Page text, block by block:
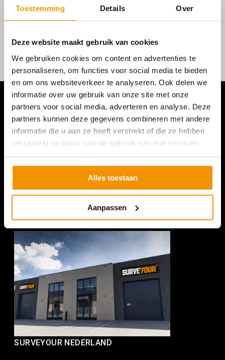
Toestemming Details Over
Deze website maakt gebruik van cookies
We gebruiken cookies om content en advertenties te
personaliseren, om functies voor social media te bieden
en om ons websiteverkeer te analyseren. Ook delen we
informatie over uw gebruik van onze site met onze
partners voor social media, adverteren en analyse. Deze
partners kunnen deze gegevens combineren met andere
informatie die u aan ze heeft verstrekt of die ze hebben
verzameld op basis van uw gebruik van hun services.
Alles toestaan
Aanpassen
SURVEYOUR NEDERLAND